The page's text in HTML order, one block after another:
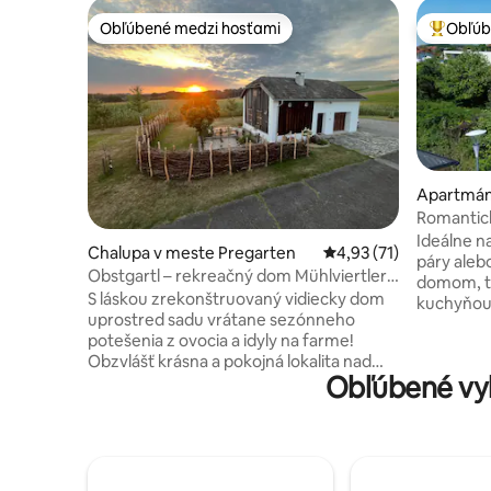
Obľúbené medzi hosťami
Obľúbené medzi hosťami
Chalupa v meste Pregarten Priemerné
4,93 (71)
Obstgartl – rekreačný dom Mühlviertler
Hügelland
S láskou zrekonštruovaný vidiecky dom
uprostred sadu vrátane sezónneho
potešenia z ovocia a idyly na farme!
Obzvlášť krásna a pokojná lokalita nad
na kúpanie v blízkosti lesa a Feldaist,
er in der
oddych
Ideálne
páry
domom,
Slnečný
roku
Obľúbené